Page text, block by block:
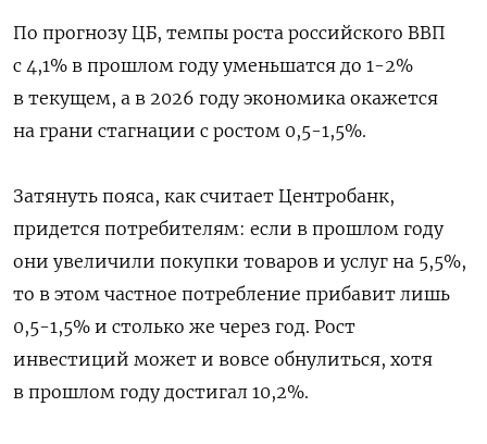
По прогнозу ЦБ, темпы роста российского ВВП
с 4,1% в прошлом году уменьшатся до 1-2%
в текущем, а в 2026 году экономика окажется
на грани стагнации с ростом 0,5-1,5%.
Затянуть пояса, как считает Центробанк,
придется потребителям: если в прошлом году
они увеличили покупки товаров и услуг на 5,5%,
то в этом частное потребление прибавит лишь
0,5-1,5% и столько же через год. Рост
инвестиций может и вовсе обнулиться, хотя
в прошлом году достигал 10,2%.